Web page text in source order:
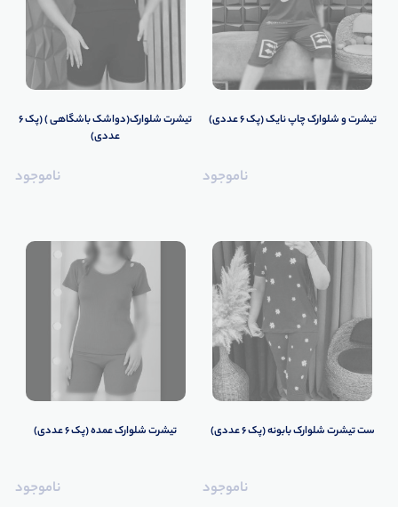
تیشرت و شلوارک چاپ نایک (پک 6 عددی)
ناموجود
تیشرت شلوارک(دواشک باشگاهی ) (پک 6
عددی)
ناموجود
ست تیشرت شلوارک بابونه (پک 6 عددی)
ناموجود
تیشرت شلوارک عمده (پک 6 عددی)
ناموجود